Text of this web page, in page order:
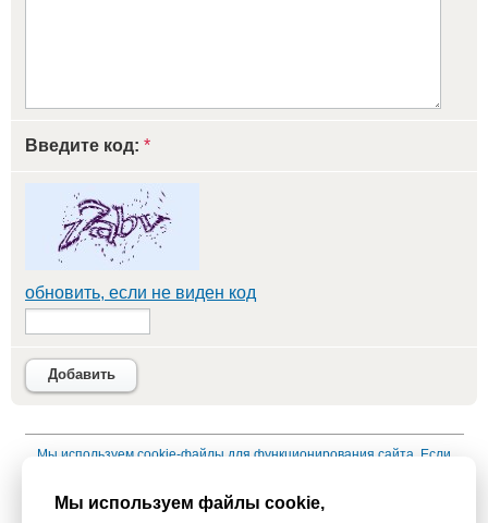
Введите код: *
обновить, если не виден код
Добавить
Мы используем cookie-файлы для функционирования сайта. Если
конфиденциальности
Мы используем файлы cookie,